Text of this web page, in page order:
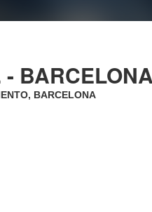
-
BARCELONA